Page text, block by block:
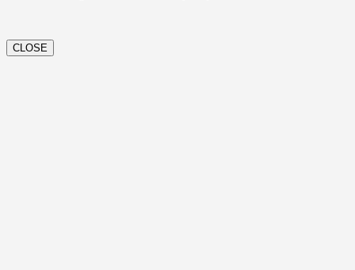
CLOSE